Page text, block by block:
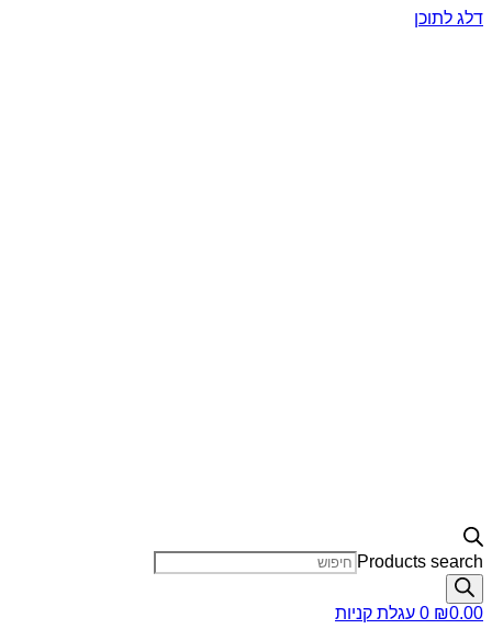
דלג לתוכן
Products search
₪0.00
0 עגלת קניות